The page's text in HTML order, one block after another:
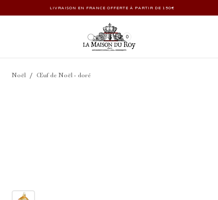
LIVRAISON EN FRANCE OFFERTE À PARTIR DE 150€
0
Noël / Œuf de Noël - doré